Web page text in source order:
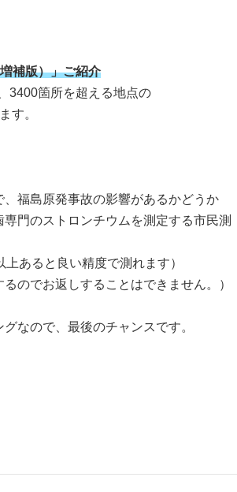
補版）」ご紹介
3400箇所を超える地点の
す。
福島原発事故の影響があるかどうか
門のストロンチウムを測定する市民測
あると良い精度で測れます）
のでお返しすることはできません。）
なので、最後のチャンスです。